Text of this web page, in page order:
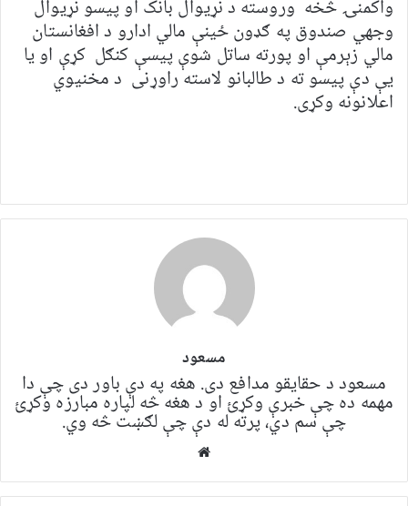
واکمنۍ څخه وروسته د نړیوال بانک او پیسو نړیوال
وجهي صندوق په ګډون ځینې مالي ادارو د افغانستان
مالي زېرمې او پورته ساتل شوې پیسې کنګل کړې او یا
یې دې پیسو ته د طالبانو لاسته راوړنی د مخنیوي
اعلانونه وکړی.
مسعود
مسعود د حقایقو مدافع دی. هغه په ​​​​دې باور دی چې دا
مهمه ده چې خبرې وکړئ او د هغه څه لپاره مبارزه وکړئ
چې سم دي، پرته له دې چې لګښت څه وي.